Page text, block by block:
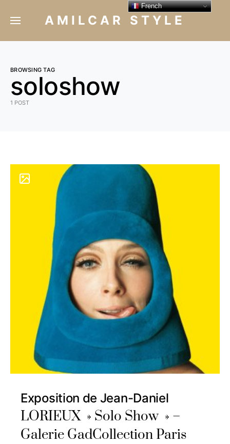
AMILCAR STYLE
BROWSING TAG
soloshow
1 POST
Exposition de Jean-Daniel
LORIEUX » Solo Show » –
Galerie GadCollection Paris
French